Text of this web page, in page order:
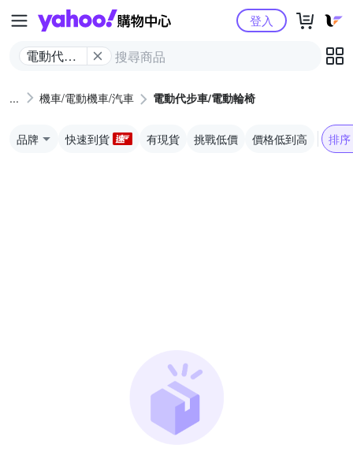
Yahoo購物中心
電動代步
椅
登入
機車/電動機車/汽車 電動代步車/電動輪椅
品牌 快速到貨 有現貨 挑戰低價 價格低到高 排序